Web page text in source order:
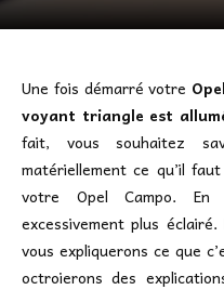
Une fois démarré votre
voyant triangle est
fait, vous souhaitez
matériellement ce qu’il
votre Opel Campo.
excessivement plus
vous expliquerons ce que
octroierons des